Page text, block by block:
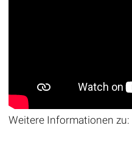
Weitere Informationen zu: